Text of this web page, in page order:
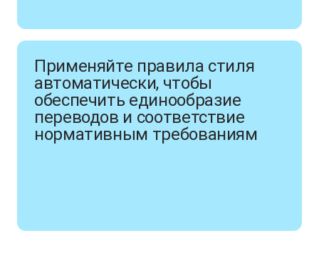
Применяйте правила стиля
автоматически, чтобы
обеспечить единообразие
переводов и соответствие
нормативным требованиям